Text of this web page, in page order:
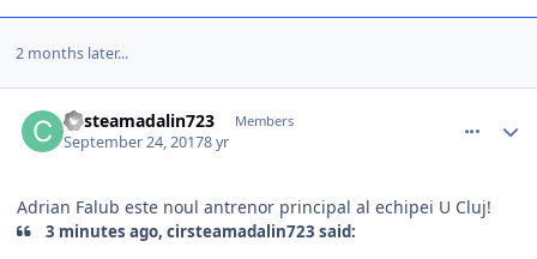
2 months later...
cirsteamadalin723 Members
September 24, 20178 yr
Adrian Falub este noul antrenor principal al echipei U Cluj!
3 minutes ago, cirsteamadalin723 said: